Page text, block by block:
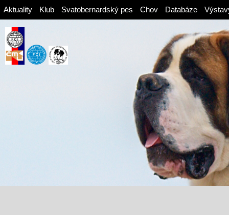
Aktuality Klub Svatobernardský pes Chov Databáze